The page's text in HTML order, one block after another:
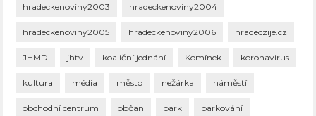
hradeckenoviny2003 hradeckenoviny2004
hradeckenoviny2005 hradeckenoviny2006 hradeczije.cz
JHMD jhtv koaliční jednání Komínek koronavirus
kultura média město nežárka náměstí
obchodní centrum občan park parkování